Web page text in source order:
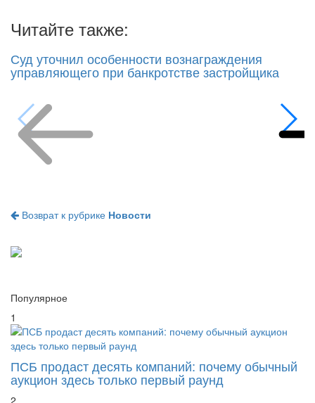
управляющего при банкротстве застройщика
1
ПСБ продаст десять компаний: почему обычный
аукцион здесь только первый раунд
2